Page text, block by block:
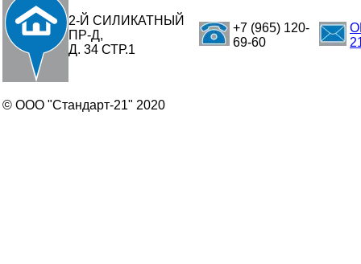
2-Й СИЛИКАТНЫЙ
ПР-Д,
Д. 34 СТР.1
+7 (965) 120-
69-60
© ООО "Стандарт-21" 2020